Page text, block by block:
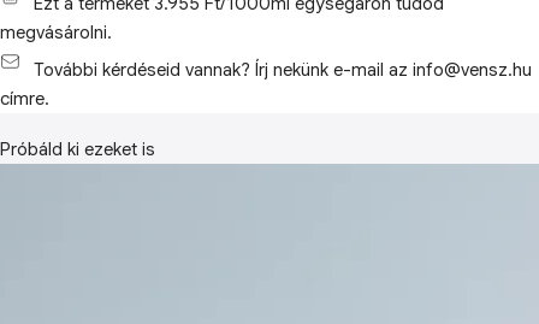
megvásárolni.
További kérdéseid vannak? Írj nekünk e-mail az info@vensz.hu
címre.
Próbáld ki ezeket is